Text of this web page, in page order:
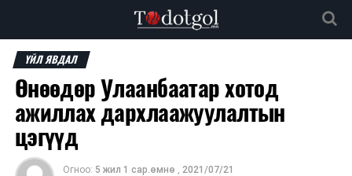
ҮЙЛ ЯВДАЛ
Өнөөдөр Улаанбаатар хотод
ажиллах дархлаажуулалтын
цэгүүд
Огноо: 5 жил 1 сар.өмнө , 2021/07/21